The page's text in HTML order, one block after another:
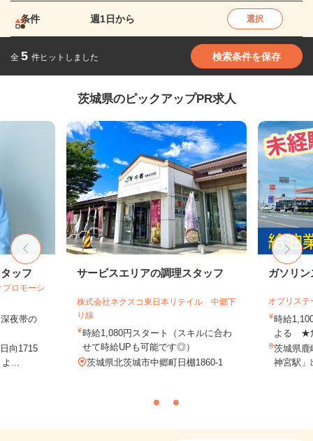
条件 週1日から 選択
全 5 件ヒットしました 検索条件を保存
茨城県のピックアップPR求人
ッフ
ロモーシ
夜帯の
向1715
...
サービスエリアの調理スタッフ
株式会社ネクスコ東日本リテイル 中郷下
り線
時給1,080円スタート（スキルに合わ
せて時給UPも可能です◎）
茨城県北茨城市中郷町日棚1860-1
ガソリ
オブリステ
時給
よる ★
茨城県鹿
神宮駅」